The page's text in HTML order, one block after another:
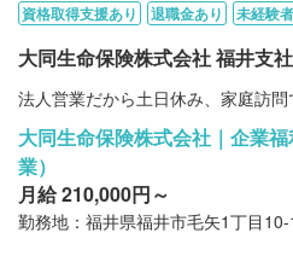
資格取得支援あり
退職金あり 未経験
大同生命保険株式会社 福井支
法人営業だから土日休み、家庭訪問
大同生命保険株式会社｜企業
業）
月給 210,000円～
勤務地：福井県福井市毛矢1丁目